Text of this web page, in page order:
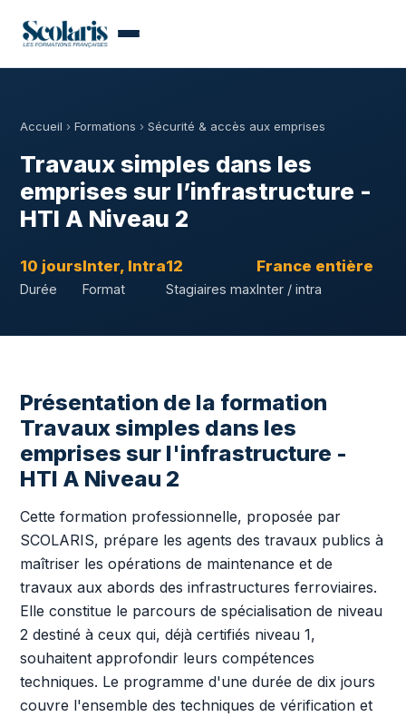
Accueil › Formations › Sécurité & accès aux emprises
Travaux simples dans les
emprises sur l’infrastructure -
HTI A Niveau 2
10 jours
Durée
Inter, Intra
Format
12
Stagiaires max
France entière
Inter / intra
Présentation de la formation
Travaux simples dans les
emprises sur l'infrastructure -
HTI A Niveau 2
Cette formation professionnelle, proposée par
SCOLARIS, prépare les agents des travaux publics à
maîtriser les opérations de maintenance et de
travaux aux abords des infrastructures ferroviaires.
Elle constitue le parcours de spécialisation de niveau
2 destiné à ceux qui, déjà certifiés niveau 1,
souhaitent approfondir leurs compétences
techniques. Le programme d'une durée de dix jours
couvre l'ensemble des techniques de vérification et